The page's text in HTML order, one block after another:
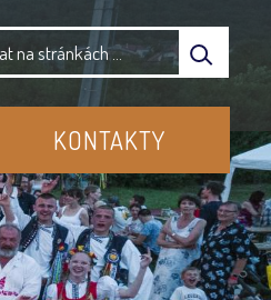
KONTAKTY